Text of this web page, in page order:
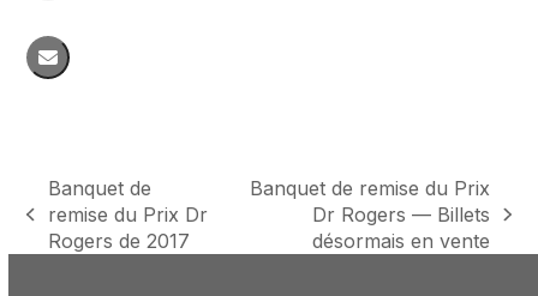
previous
post:
Banquet de
remise du Prix Dr
Rogers de 2017
post:
Banquet de remise du Prix
Dr Rogers — Billets
désormais en vente